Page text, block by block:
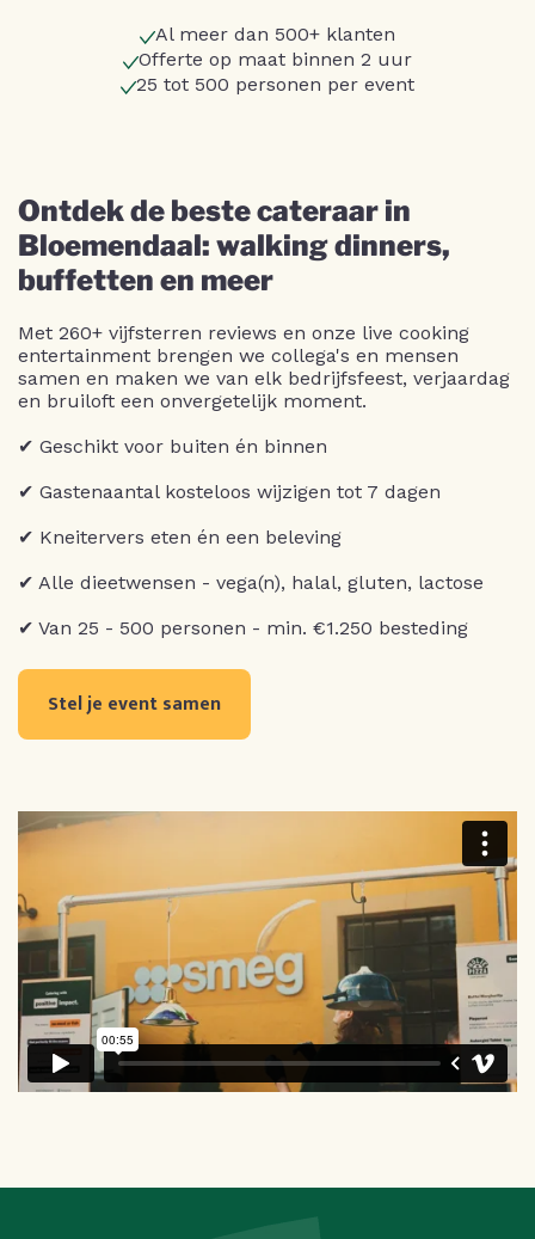
Al meer dan 500+ klanten
Offerte op maat binnen 2 uur
25 tot 500 personen per event
Ontdek de beste cateraar in
Bloemendaal: walking dinners,
buffetten en meer
Met 260+ vijfsterren reviews en onze live cooking
entertainment brengen we collega's en mensen
samen en maken we van elk bedrijfsfeest, verjaardag
en bruiloft een onvergetelijk moment.
✔ Geschikt voor buiten én binnen
✔ Gastenaantal kosteloos wijzigen tot 7 dagen
✔ Kneitervers eten én een beleving
✔ Alle dieetwensen - vega(n), halal, gluten, lactose
✔ Van 25 - 500 personen - min. €1.250 besteding
Stel je event samen